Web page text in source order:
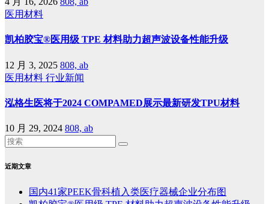
医用材料
凯柏胶宝®医用级 TPE 材料助力超声波设备性能升级
12 月 3, 2025 808, ab
医用材料 行业新闻
泓格生医将于2024 COMPAMED展示最新研发TPU材料
10 月 29, 2024 808, ab
近期文章
国内41家PEEK骨科植入类医疗器械企业分布图